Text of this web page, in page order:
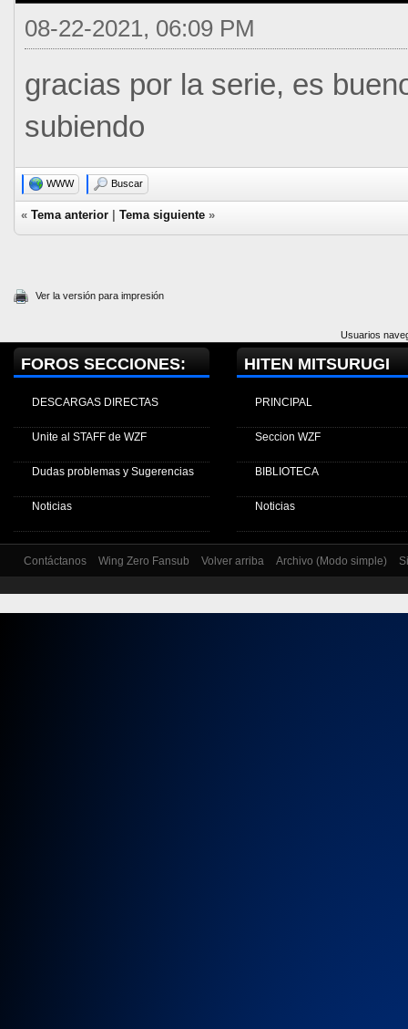
08-22-2021, 06:09 PM
gracias por la serie, es
subiendo
WWW Buscar
« Tema anterior Tema siguiente »
Ver la versión para impresión
Usuarios
FOROS SECCIONES:
DESCARGAS DIRECTAS
Unite al STAFF de WZF
Dudas problemas y Sugerencias
Noticias
HITEN MITSURUGI
PRINCIPAL
Seccion WZF
BIBLIOTECA
Noticias
Contáctanos Wing Zero Fansub Volver arriba Archivo (Modo simple)